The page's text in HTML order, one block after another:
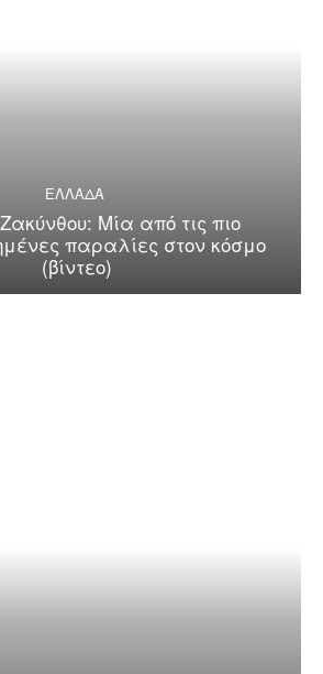
ΕΛΛΑΔΑ
Μία από τις πιο
παραλίες στον κόσμο
(βίντεο)